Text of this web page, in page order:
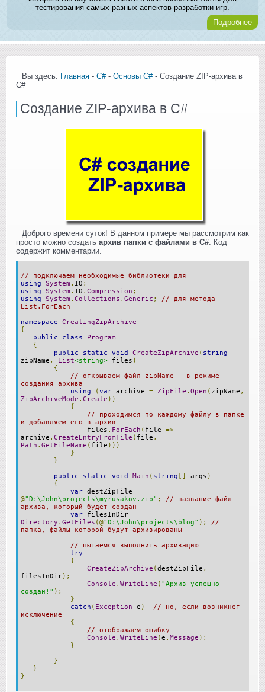
тестирования самых разных аспектов разработки игр.
Подробнее
Вы здесь: Главная - C#- Основы C#- Создание ZIP-архива в
С#
Создание ZIP-архива в С#
Доброго времени суток! В данном примере мы рассмотрим как
просто можно создать архив папки с файлами в C# . Код
содержит комментарии.
// подключаем необходимые библиотеки для
using
System . IO ;
using
System . IO . Compression ;
using
System . Collections . Generic ;
// для метода
List.ForEach
namespace
CreatingZipArchive
{
public
class
Program
{
public
static void CreateZipArchive ( string
zipName , List<string> files )
{
// открываем файл zipName - в режиме
создания архива
using
(var archive = ZipFile . Open ( zipName ,
ZipArchiveMode . Create ))
{
// проходимся по каждому файлу в папке
и добавляем его в архив
files . ForEach ( file =>
archive . CreateEntryFromFile ( file ,
Path . GetFileName ( file )))
}
}
public
static void Main ( string [] args )
{
var destZipFile =
@"D:\John\projects\myrusakov.zip" ;
// название файл
архива, который будет создан
var filesInDir =
Directory . GetFiles (@"D:\John\projects\blog" );
//
папка, файлы которой будут архивированы
// пытаемся выполнить архивацию
try
{
CreateZipArchive (destZipFile ,
filesInDir);
Console . WriteLine ( "Архив успешно
создан!" );
}
catch ( Exception e )
// но, если возникнет
исключение
{
// отображаем ошибку
Console . WriteLine (e . Message );
}
}
}
}